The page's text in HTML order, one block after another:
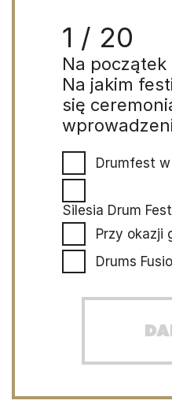
1 / 20
Na
Na jakim
się
Drumfest w
Silesia Drum
Przy okazji
Drums